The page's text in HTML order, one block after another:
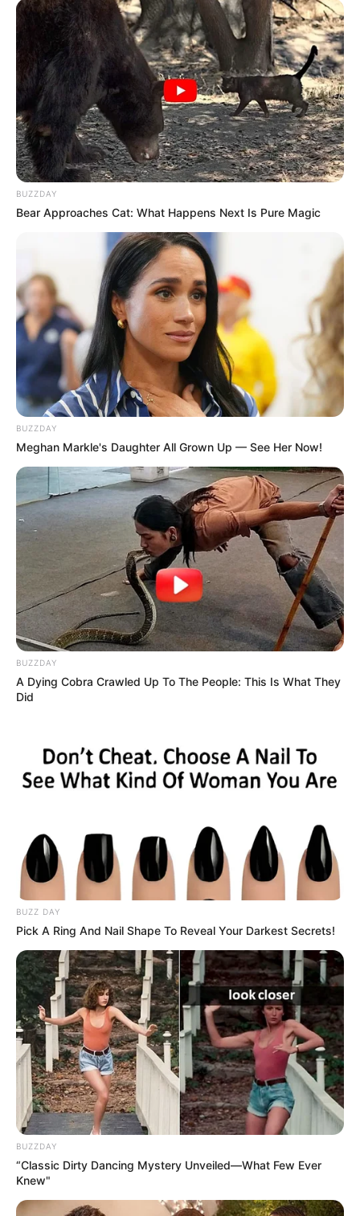
DESTAQUES DA SEMANA
Agente de Saúde é indiciada por falsificar
visitas que nunca aconteceram.
Câmara dos Deputados: anuênios, triênios,
quinquênios, sexta-parte e licenças-prêmio
entram no debate.
FNARAS em Brasília: Senado pode
mobilização.
Presidente Kennedy (ES) abre processo
seletivo para Agentes de Saúde e de
Combate às Endemias.
PEC 14: o que acontece com quinquênio,
triênio e sexta-parte na aposentadoria?
FNARAS convoca ACS e ACE para
promulgação da PEC 14 no Congresso
Nacional.
DESTAQUES DO MÊS
Prefeitura realiza a maior entrega de
motocicletas aos Agentes de Saúde da
história...
Agente de Saúde é indiciada por falsificar
visitas que nunca aconteceram.
4,61 bilhões para 2,7 milhões de
passo a passo para conseguir o benefício.
Deputados por erro em seu texto.
ACS e ACE: celetista, estatutário ou
contrato precário — entenda o que muda
DIVERSAS
MATÉRIAS EM DESTAQUE NOS ÚLTIMOS 30 DIAS
Prefeitura realiza a maior entrega de
história...
Agente de Saúde é indiciada por
BUZZDAY
Bear Approaches Cat: What Happens Next Is Pure Magic
BUZZDAY
Meghan Markle's Daughter All Grown Up — See Her Now!
BUZZDAY
A Dying Cobra Crawled Up To The People: This Is What They
Did
BUZZ DAY
Pick A Ring And Nail Shape To Reveal Your Darkest Secrets!
BUZZDAY
“Classic Dirty Dancing Mystery Unveiled—What Few Ever
Knew"